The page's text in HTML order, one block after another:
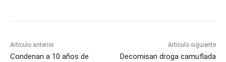
Artículo anterior
Condenan a 10 años de
Artículo siguiente
Decomisan droga camuflada